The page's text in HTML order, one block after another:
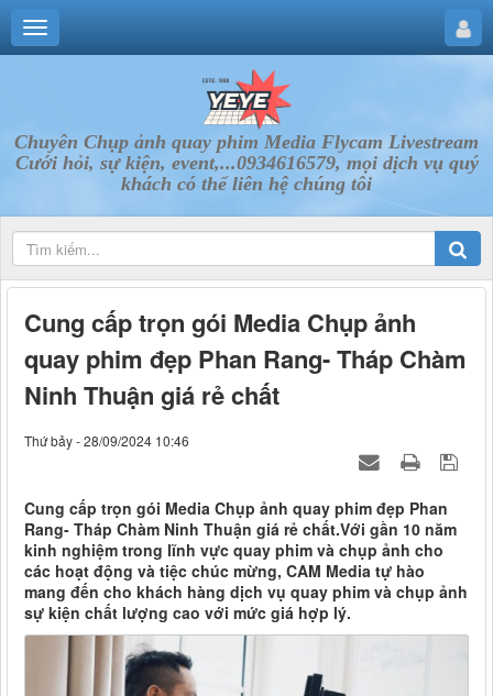
Chuyên Chụp ảnh quay phim Media Flycam Livestream
Cưới hỏi, sự kiện, event,...0934616579, mọi dịch vụ quý
khách có thể liên hệ chúng tôi
Cung cấp trọn gói Media Chụp ảnh
quay phim đẹp Phan Rang- Tháp Chàm
Ninh Thuận giá rẻ chất
Thứ bảy - 28/09/2024 10:46
Cung cấp trọn gói Media Chụp ảnh quay phim đẹp Phan
Rang- Tháp Chàm Ninh Thuận giá rẻ chất.Với gần 10 năm
kinh nghiệm trong lĩnh vực quay phim và chụp ảnh cho
các hoạt động và tiệc chúc mừng, CAM Media tự hào
mang đến cho khách hàng dịch vụ quay phim và chụp ảnh
sự kiện chất lượng cao với mức giá hợp lý.